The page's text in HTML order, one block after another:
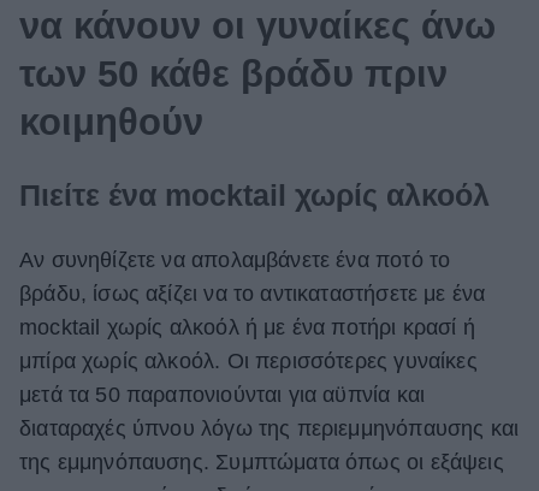
να κάνουν οι γυναίκες άνω
των 50 κάθε βράδυ πριν
κοιμηθούν
Πιείτε ένα mocktail χωρίς αλκοόλ
Αν συνηθίζετε να απολαμβάνετε ένα ποτό το
βράδυ, ίσως αξίζει να το αντικαταστήσετε με ένα
mocktail χωρίς αλκοόλ ή με ένα ποτήρι κρασί ή
μπίρα χωρίς αλκοόλ. Οι περισσότερες γυναίκες
μετά τα 50 παραπονιούνται για αϋπνία και
διαταραχές ύπνου λόγω της περιεμμηνόπαυσης και
της εμμηνόπαυσης. Συμπτώματα όπως οι εξάψεις